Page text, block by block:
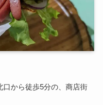
口から徒歩5分の、商店街